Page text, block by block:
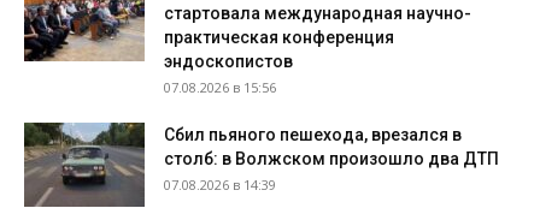
стартовала международная научно-
практическая конференция
эндоскопистов
07.08.2026 в 15:56
Сбил пьяного пешехода, врезался в
столб: в Волжском произошло два ДТП
07.08.2026 в 14:39